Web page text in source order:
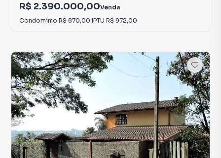
R$ 2.390.000,00Venda
Condomínio R$ 870,00·IPTU R$ 972,00